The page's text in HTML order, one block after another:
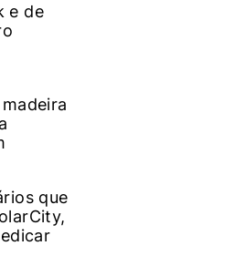
e de
que